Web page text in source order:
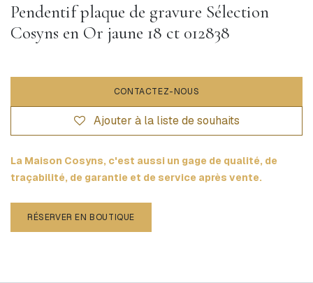
Pendentif plaque de gravure Sélection
Cosyns en Or jaune 18 ct 012838
CONTACTEZ-NOUS
Ajouter à la liste de souhaits
La Maison Cosyns, c'est aussi un gage de qualité, de
traçabilité, de garantie et de service après vente.
RÉSERVER EN BOUTIQUE